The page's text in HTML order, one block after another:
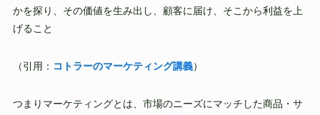
かを探り、その価値を生み出し、顧客に届け、そこから利益を上
げること
（引用： コトラーのマーケティング講義）
つまりマーケティングとは、市場のニーズにマッチした商品・サ